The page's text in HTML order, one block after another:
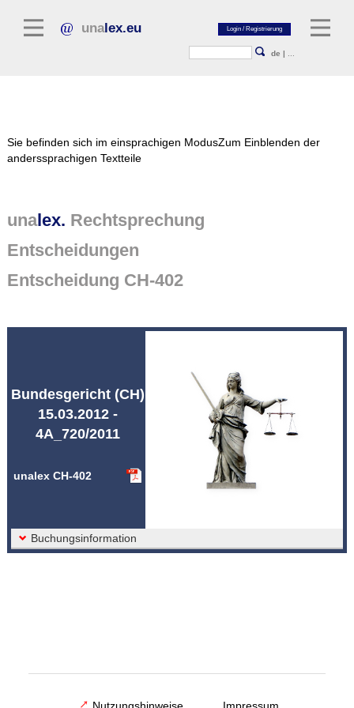
unalex.eu
de |
Normtexte
Rechtsprechung
Sie befinden sich im einsprachigen ModusZum Einblenden der
anderssprachigen Textteile
unalex. Rechtsprechung
Entscheidungen
Entscheidung CH-402
Bundesgericht (CH)
15.03.2012 -
4A_720/2011
unalex CH-402
Buchungsinformation
Nutzungshinweise Impressum